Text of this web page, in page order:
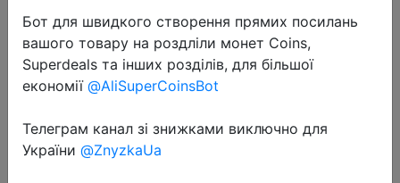
2023-11-03
Oukitel OT5 Tablet 12" FHD+
Бот для швидкого створення прямих посилань
вашого товару на роздліли монет Coins,
Superdeals та інших розділів, для більшої
економії @AliSuperCoinsBot
Телеграм канал зі знижками виключно для
України @ZnyzkaUa